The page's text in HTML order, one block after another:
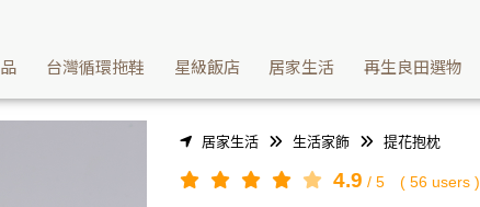
台灣循環拖鞋 星級飯店 居家生活 再生良田選物
居家生活 生活家飾 提花抱枕
4.9 / 5 ( 56 users )